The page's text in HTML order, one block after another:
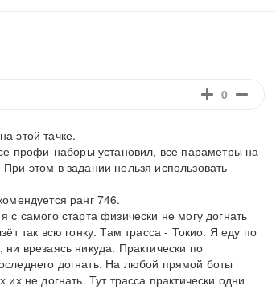
0
этой тачке.
профи-наборы установил, все параметры на
этом в задании нельзя использовать
ранг 746.
самого старта физически не могу догнать
так всю гонку. Там трасса - Токио. Я еду по
врезаясь никуда. Практически по
догнать. На любой прямой боты
не догнать. Тут трасса практически одни